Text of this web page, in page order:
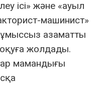
ісі» және «ауыл
машинист»
азаматты
оқуға жолдады.
мамандығы